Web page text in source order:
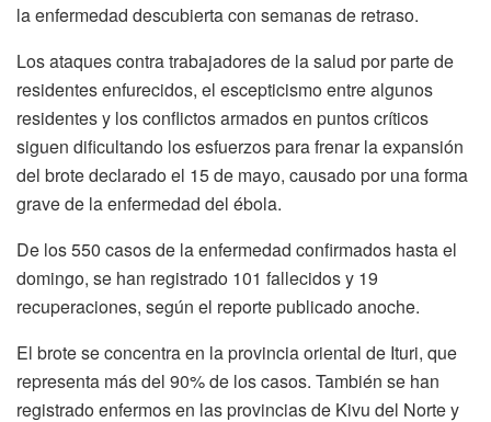
la enfermedad descubierta con semanas de retraso.
Los ataques contra trabajadores de la salud por parte de
residentes enfurecidos, el escepticismo entre algunos
residentes y los conflictos armados en puntos críticos
siguen dificultando los esfuerzos para frenar la expansión
del brote declarado el 15 de mayo, causado por una forma
grave de la enfermedad del ébola.
De los 550 casos de la enfermedad confirmados hasta el
domingo, se han registrado 101 fallecidos y 19
recuperaciones, según el reporte publicado anoche.
El brote se concentra en la provincia oriental de Ituri, que
representa más del 90% de los casos. También se han
registrado enfermos en las provincias de Kivu del Norte y